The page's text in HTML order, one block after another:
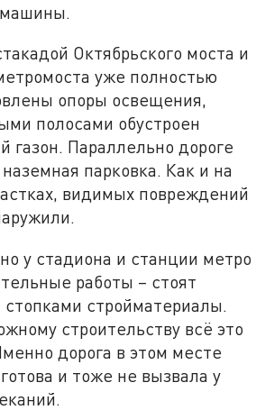
Октябрьского моста и
уже полностью
опоры освещения,
полосами обустроен
газон. Параллельно дороге
парковка. Как и на
видимых повреждений
у стадиона и станции метро
работы – стоят
стройматериалы.
строительству всё это
дорога в этом месте
и тоже не вызвала у